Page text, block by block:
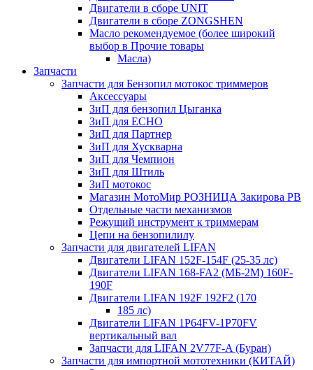
Двигатели в сборе UNIT
Двигатели в сборе ZONGSHEN
Масло рекомендуемое (более широкий
выбор в Прочие товары
Масла)
Запчасти
Запчасти для Бензопил мотокос триммеров
Аксессуары
ЗиП для бензопил Цыганка
ЗиП для ЕСНО
ЗиП для Партнер
ЗиП для Хускварна
ЗиП для Чемпион
ЗиП для Штиль
ЗиП мотокос
Магазин МотоМир РОЗНИЦА Закирова РВ
Отдельные части механизмов
Режущий инструмент к триммерам
Цепи на бензопилилу
Запчасти для двигателей LIFAN
Двигатели LIFAN 152F-154F (25-35 лс)
Двигатели LIFAN 168-FA2 (МБ-2М) 160F-
190F
Двигатели LIFAN 192F 192F2 (170
185 лс)
Двигатели LIFAN 1Р64FV-1Р70FV
вертикальный вал
Запчасти для LIFAN 2V77F-A (Буран)
Запчасти для импортной мототехники (КИТАЙ)